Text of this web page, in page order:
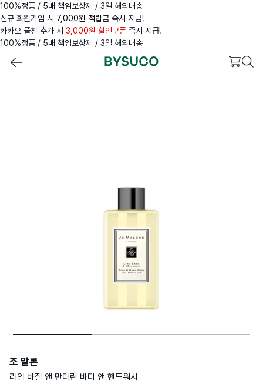
100%정품 / 5배 책임보상제 / 3일 해외배송
신규 회원가입 시 7,000원 적립금 즉시 지급!
카카오 플친 추가 시 3,000원 할인쿠폰 즉시 지급!
100%정품 / 5배 책임보상제 / 3일 해외배송
조 말론
라임 바질 앤 만다린 바디 앤 핸드워시